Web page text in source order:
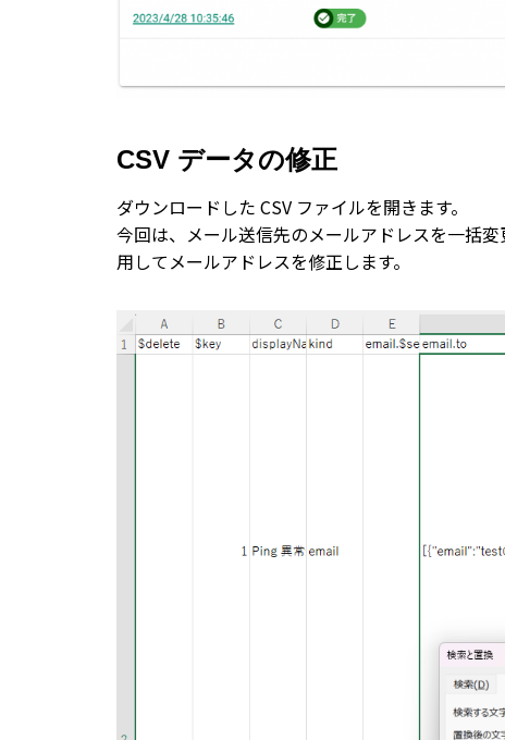
CSV データの修正
ダウンロードした CSV ファイルを開きます。
今回は、メール送信先のメールアドレスを一括
用してメールアドレスを修正します。